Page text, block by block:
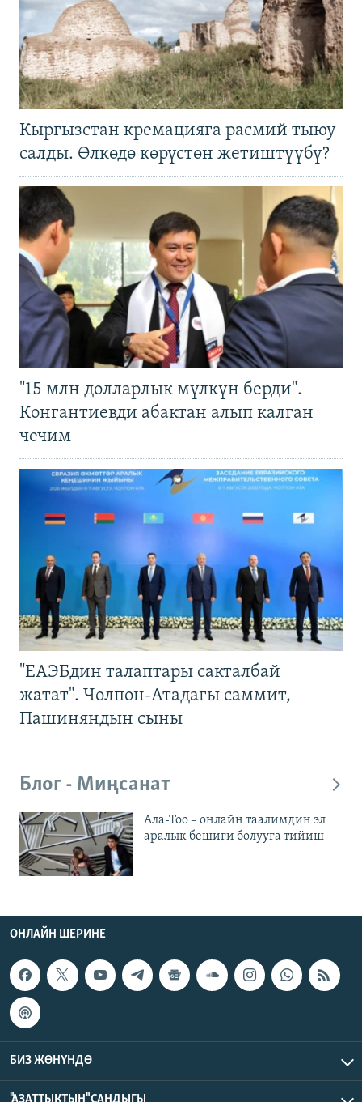
Кыргызстан кремацияга расмий тыюу
салды. Өлкөдө көрүстөн жетиштүүбү?
"15 млн долларлык мүлкүн берди".
Конгантиевди абактан алып калган
чечим
"ЕАЭБдин талаптары сакталбай
жатат". Чолпон-Атадагы саммит,
Пашиняндын сыны
Блог - Миңсанат
Ала-Тоо – онлайн таалимдин эл
аралык бешиги болууга тийиш
ОНЛАЙН ШЕРИНЕ
БИЗ ЖӨНҮНДӨ
"АЗАТТЫКТЫН" САНДЫГЫ